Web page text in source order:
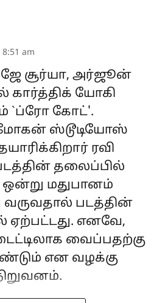
am
சூர்யா, அர்ஜூன்
கார்த்திக் யோகி
`ப்ரோ கோட்'.
ஸ்டூடியோஸ்
ரவி
தலைப்பில்
ஒன்று மதுபானம்
படத்தின்
ஏற்பட்டது. எனவே,
வைப்பதற்கு
என வழக்கு